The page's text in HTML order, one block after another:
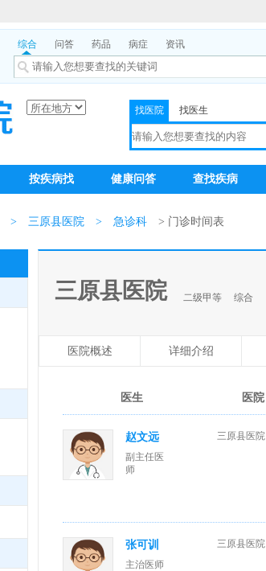
综合 问答 药品 病症
资讯
找医院 找医生
按疾病找 健康问答 查找疾病
> 三原县医院 > 急诊科 > 门诊时间表
三原县医院 二级甲等 综合
医院概述 详细介绍
医生 医院
赵文远
副主任医
师
三原县医院
张可训
主治医师
三原县医院